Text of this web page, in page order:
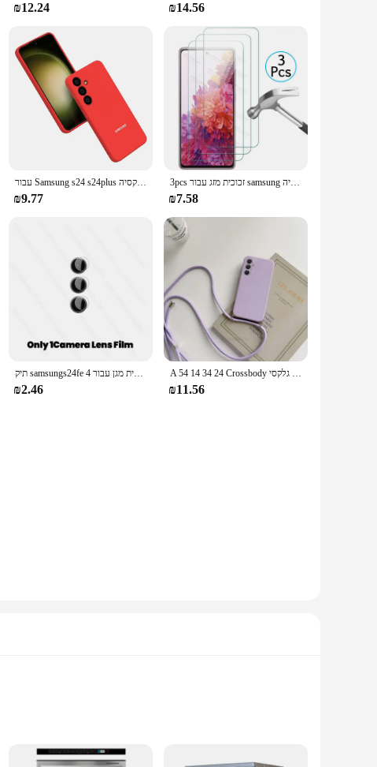
Once set up, the dishwasher's user-friendly interface
great but also makes maintenance a breeze, ensuring that
₪12.24 ₪14.56
עבור Samsung s24 s24plus אולטרה מקרה נוזלי סיליקון רך דק אולטרה דק במיוחד עבור בחזרה גלקסיה s 24 + אולטרה
₪9.77
3pcs זכוכית מזג עבור samsung גלקסיה s24s23 s22 s21 s20 Fe 5g מסך מגן על s24אולטרה s 24 + זכוכית בטיחות
₪7.58
תיק samsungs24fe 4 ב 1 זכוכית מגן עבור s24 Fe 5g מצלמה מסך מגן s24fe
₪2.46
A 54 14 34 24 Crossbody שרשרת רצועת כבל שרוך נוזל סיליקון מקרה עבור סמסונג גלקסי A14 4G A54 a34 A24 5G חזרה כיסוי A04
₪11.56